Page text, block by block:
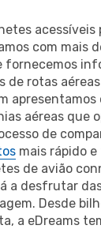
acessíveis
com mais
fornecemos
de rotas
aéreas que
de
mais rápido
de avião
a desfrutar
Desde
a eDreams